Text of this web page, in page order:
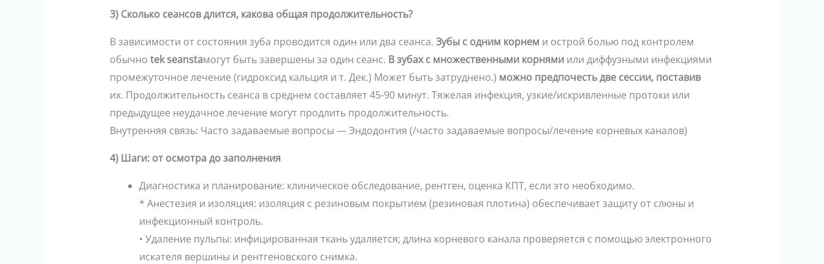
3) Сколько сеансов длится, какова общая продолжительность?
В зависимости от состояния зуба проводится один или два сеанса. Зубы с одним корнем и острой болью под контролем
обычно tek seanstaмогут быть завершены за один сеанс. В зубах с множественными корнямиили диффузными инфекциями
промежуточное лечение (гидроксид кальция и т. Дек.) Может быть затруднено.) можно предпочесть две сессии, поставив
их. Продолжительность сеанса в среднем составляет 45-90 минут. Тяжелая инфекция, узкие/искривленные протоки или
предыдущее неудачное лечение могут продлить продолжительность.
Внутренняя связь: Часто задаваемые вопросы — Эндодонтия (/часто задаваемые вопросы/лечение корневых каналов)
4) Шаги: от осмотра до заполнения
Диагностика и планирование: клиническое обследование, рентген, оценка КПТ, если это необходимо.
* Анестезия и изоляция: изоляция с резиновым покрытием (резиновая плотина) обеспечивает защиту от слюны и
инфекционный контроль.
• Удаление пульпы: инфицированная ткань удаляется; длина корневого канала проверяется с помощью электронного
искателя вершины и рентгеновского снимка.